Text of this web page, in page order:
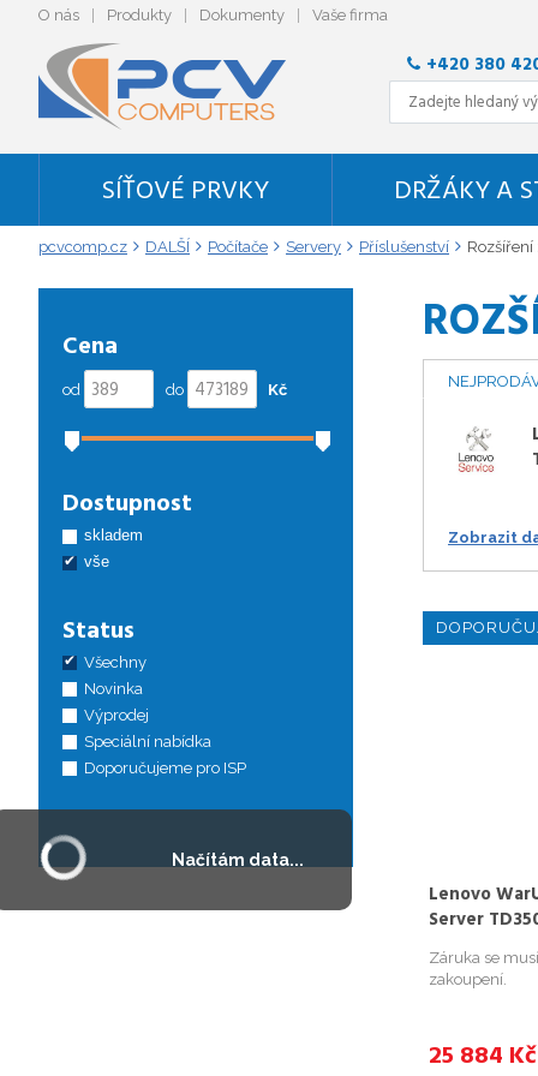
O nás Produkty Dokumenty Vaše firma
+420 380
SÍŤOVÉ PRVKY DRŽÁKY A
pcvcomp.cz DALŠÍ Počítače Servery Příslušenství
Zobrazit
Lenovo
Server
Záruka se
zakoupení.
25 884 Kč
Cena
od do Kč
Dostupnost
skladem
vše
Status
Všechny
Novinka
Výprodej
Speciální nabídka
Doporučujeme pro ISP
Načítám data...